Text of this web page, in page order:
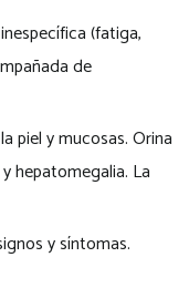
(fatiga,
de
piel y mucosas. Orina
hepatomegalia. La
y síntomas.